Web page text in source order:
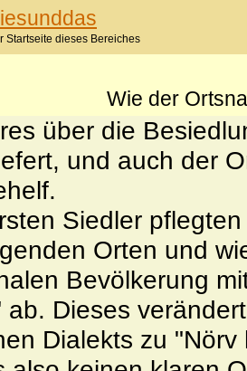
Startseite dieses Bereiches
Wie der
über die
und auch der
Siedler
Orten und
Bevölkerung
ab. Dieses
Dialekts zu "Nörv